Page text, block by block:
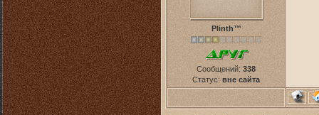
Plinth™
Сообщений: 338
Статус: вне сайта